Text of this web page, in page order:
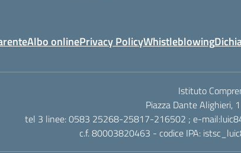
Albo onlinePrivacy PolicyWhistleblowing
Istituto
Piazza Dante Alighieri,
tel 3 linee: 0583 25268-25817-216502 ; e-
c.f. 80003820463 - codice IPA: